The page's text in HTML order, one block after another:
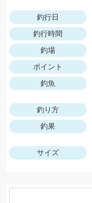
釣行日
釣行時間
釣場
ポイント
釣魚
釣り方
釣果
サイズ